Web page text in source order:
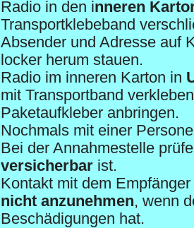
Radio in den inneren
Transportklebeband
Absender und Adresse auf
locker herum stauen.
Radio im inneren Karton in
mit Transportband
Paketaufkleber anbringen.
Nochmals mit einer
Bei der Annahmestelle
versicherbar ist.
Kontakt mit dem
nicht anzunehmen, wenn
Beschädigungen hat.